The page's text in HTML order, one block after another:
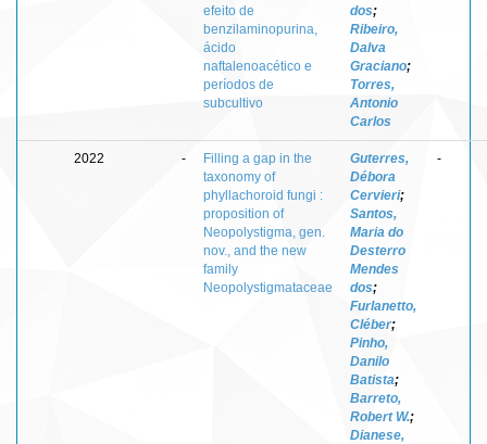
efeito de
benzilaminopurina,
ácido
naftalenoacético e
períodos de
subcultivo
dos;
Ribeiro,
Dalva
Graciano;
Torres,
Antonio
Carlos
2022 -
Filling a gap in the
taxonomy of
phyllachoroid fungi :
proposition of
Neopolystigma, gen.
nov., and the new
family
Neopolystigmataceae
Guterres,
Débora
Cervieri;
Santos,
Maria do
Desterro
Mendes
dos;
Furlanetto,
Cléber;
Pinho,
Danilo
Batista;
Barreto,
Robert W.;
Dianese,
-